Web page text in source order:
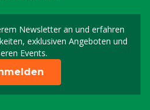
Newsletter an und erfahren
exklusiven Angeboten und
Events.
Melden Sie sich für